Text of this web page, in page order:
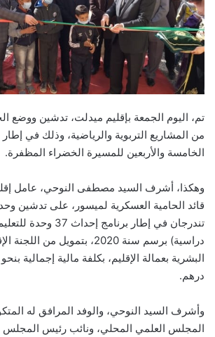
تم، اليوم الجمعة بإقليم ميدلت، تدشين ووضع
من المشاريع التربوية والرياضية، وذلك في إطار
الخامسة والأربعين للمسيرة الخضراء المظفرة.
وهكذا، أشرف السيد مصطفى النوحي، عامل
قائد الحامية العسكرية لميسور، على تدشين
دراسية) برسم سنة 2020، بتمويل من
درهم.
وأشرف السيد النوحي، والوفد المرافق له
المجلس العلمي المحلي، ونائب رئيس المجلس